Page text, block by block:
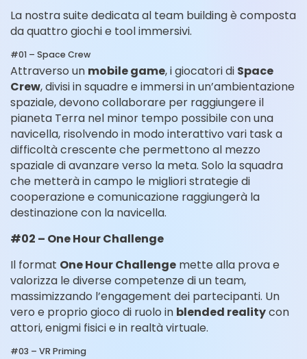
La nostra suite dedicata al team building è composta
da quattro giochi e tool immersivi.
#01 – Space Crew
Attraverso un mobile game, i giocatori di Space
Crew, divisi in squadre e immersi in un’ambientazione
spaziale, devono collaborare per raggiungere il
pianeta Terra nel minor tempo possibile con una
navicella, risolvendo in modo interattivo vari task a
difficoltà crescente che permettono al mezzo
spaziale di avanzare verso la meta. Solo la squadra
che metterà in campo le migliori strategie di
cooperazione e comunicazione raggiungerà la
destinazione con la navicella.
#02 – One Hour Challenge
Il format One Hour Challenge mette alla prova e
valorizza le diverse competenze di un team,
massimizzando l’engagement dei partecipanti. Un
vero e proprio gioco di ruolo in blended realitycon
attori, enigmi fisici e in realtà virtuale.
#03 – VR Priming